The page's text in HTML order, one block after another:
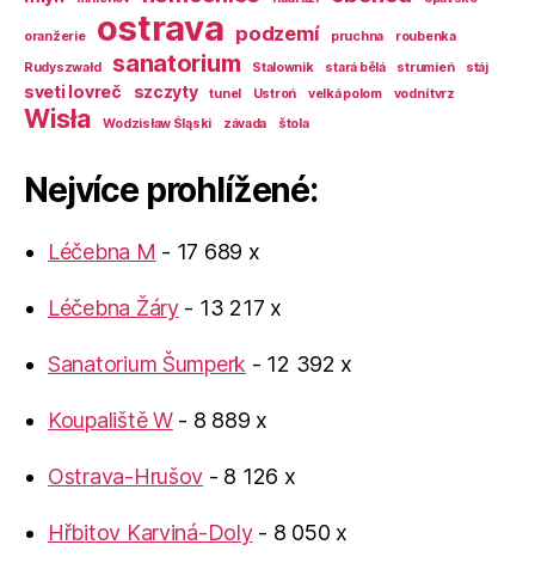
oranžerie ostrava podzemí pruchna
roubenka
Rudyszwałd
sanatorium Stalownik stará bělá strumień stáj
sveti lovreč szczyty tunel Ustroń velká polom vodní tvrz
Wisła Wodzisław Śląski závada štola
Nejvíce prohlížené:
Léčebna M - 17 689 x
Léčebna Žáry- 13 217 x
Sanatorium Šumperk - 12 392 x
Koupaliště W- 8 889 x
Ostrava-Hrušov - 8 126 x
Hřbitov Karviná-Doly- 8 050 x